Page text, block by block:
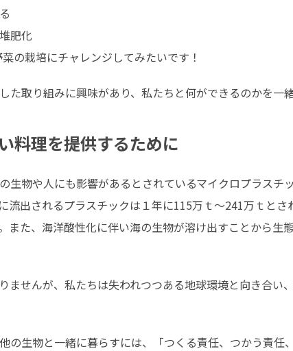
肥化
の栽培にチャレンジしてみたいです！
た取り組みに興味があり、私たちと何ができるのかを一
料理を提供するために
生物や人にも影響があるとされているマイクロプラスチ
流出されるプラスチックは１年に115万ｔ～241万ｔと
また、海洋酸性化に伴い海の生物が溶け出すことから
ませんが、私たちは失われつつある地球環境と向き合い
の生物と一緒に暮らすには、「つくる責任、つかう責任